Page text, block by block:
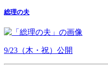
総理の夫
9/23（木・祝）公開